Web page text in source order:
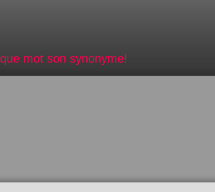
mot son synonyme!